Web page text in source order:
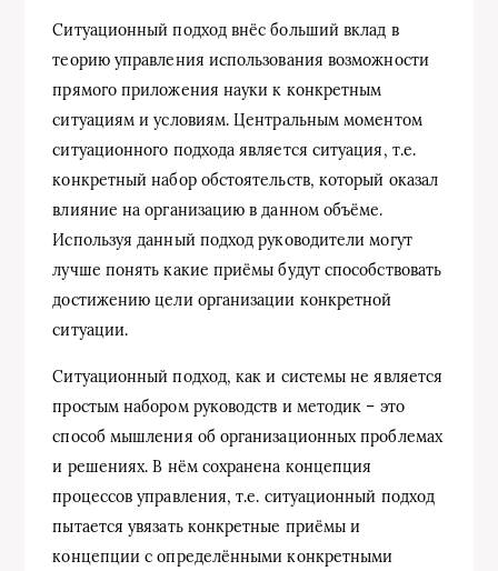
Ситуационный подход внёс больший вклад в
теорию управления использования возможности
прямого приложения науки к конкретным
ситуациям и условиям. Центральным моментом
ситуационного подхода является ситуация, т.е.
конкретный набор обстоятельств, который оказал
влияние на организацию в данном объёме.
Используя данный подход руководители могут
лучше понять какие приёмы будут способствовать
достижению цели организации конкретной
ситуации.
Ситуационный подход, как и системы не является
простым набором руководств и методик – это
способ мышления об организационных проблемах
и решениях. В нём сохранена концепция
процессов управления, т.е. ситуационный подход
пытается увязать конкретные приёмы и
концепции с определёнными конкретными